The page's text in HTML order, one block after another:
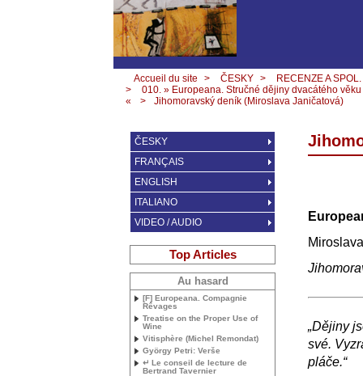
Accueil du site > ČESKY >
RECENZE A SPOL.
>
010. » Europeana. Stručné dějiny dvacátého věku
«
> Jihomoravský deník (Miroslava Janičatová)
„Dějiny
své.
pláče.“
ČESKY
FRANÇAIS
ENGLISH
ITALIANO
VIDEO / AUDIO
Top Articles
Au hasard
[F] Europeana. Compagnie
Rêvages
Treatise on the Proper Use of
Wine
Vitisphère (Michel Remondat)
György Petri: Verše
↵ Le conseil de lecture de
Bertrand Tavernier